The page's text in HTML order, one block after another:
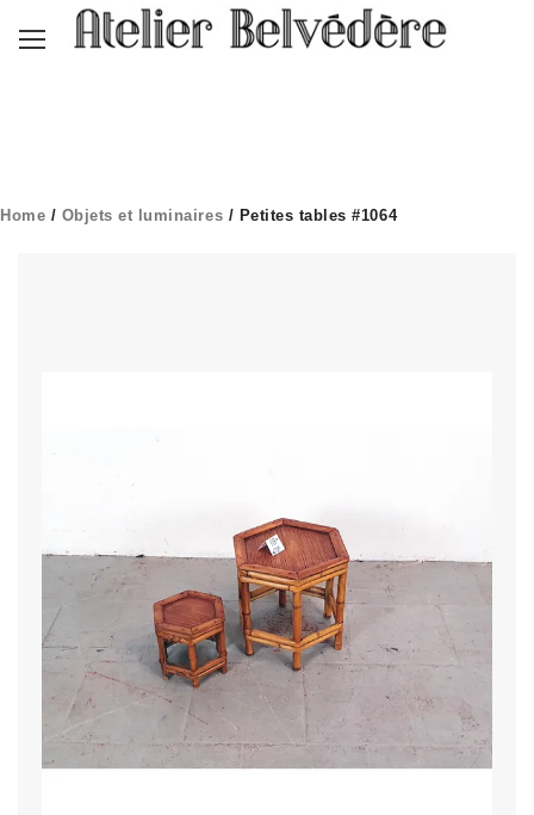
Home / Objets et luminaires / Petites tables #1064